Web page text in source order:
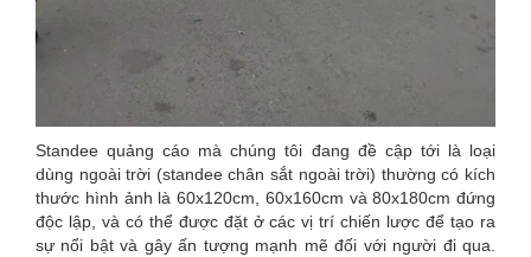
Standee quảng cáo mà chúng tôi đang đề cập tới là loại
dùng ngoài trời (standee chân sắt ngoài trời) thường có kích
thước hình ảnh là 60x120cm, 60x160cm và 80x180cm đứng
độc lập, và có thể được đặt ở các vị trí chiến lược để tạo ra
sự nổi bật và gây ấn tượng mạnh mẽ đối với người đi qua.